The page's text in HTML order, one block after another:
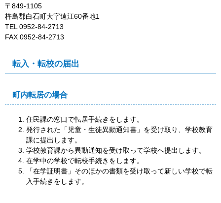
〒849-1105
杵島郡白石町大字遠江60番地1
TEL 0952-84-2713
FAX 0952-84-2713
転入・転校の届出
町内転居の場合
住民課の窓口で転居手続きをします。
発行された「児童・生徒異動通知書」を受け取り、学校教育
課に提出します。
学校教育課から異動通知を受け取って学校へ提出します。
在学中の学校で転校手続きをします。
「在学証明書」そのほかの書類を受け取って新しい学校で転
入手続きをします。